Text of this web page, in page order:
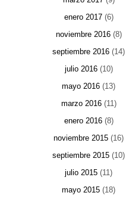
enero 2017(6)
noviembre 2016(8)
septiembre 2016 (14)
julio 2016(10)
mayo 2016 (13)
marzo 2016(11)
enero 2016(8)
noviembre 2015 (16)
septiembre 2015 (10)
julio 2015 (11)
mayo 2015 (18)